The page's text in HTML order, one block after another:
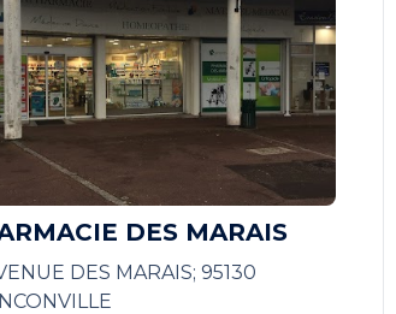
DES MARAIS
DES MARAIS; 95130